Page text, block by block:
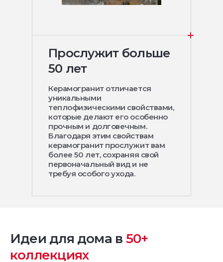
Прослужит больше
50 лет
Керамогранит отличается
уникальными
теплофизическими свойствами,
которые делают его особенно
прочным и долговечным.
Благодаря этим свойствам
керамогранит прослужит вам
более 50 лет, сохраняя свой
первоначальный вид и не
требуя особого ухода.
Идеи для дома в 50+
коллекциях